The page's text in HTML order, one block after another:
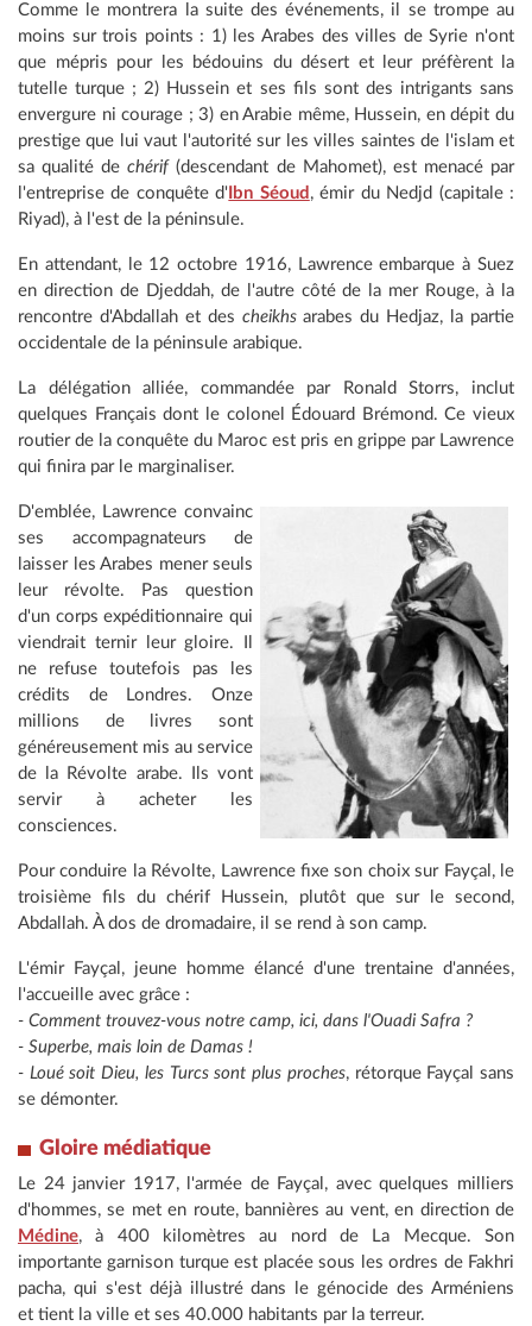
Comme le montrera la suite des événements, il se trompe au
moins sur trois points : 1) les Arabes des villes de Syrie n'ont
que mépris pour les bédouins du désert et leur préfèrent la
tutelle turque ; 2) Hussein et ses fils sont des intrigants sans
envergure ni courage ; 3) en Arabie même, Hussein, en dépit du
prestige que lui vaut l'autorité sur les villes saintes de l'islam et
sa qualité dechérif (descendant de Mahomet), est menacé par
l'entreprise de conquête d' Ibn Séoud , émir du Nedjd (capitale :
Riyad), à l'est de la péninsule.
En attendant, le 12 octobre 1916, Lawrence embarque à Suez
en direction de Djeddah, de l'autre côté de la mer Rouge, à la
rencontre d'Abdallah et des cheikhsarabes du Hedjaz, la partie
occidentale de la péninsule arabique.
La délégation alliée, commandée par Ronald Storrs, inclut
quelques Français dont le colonel Édouard Brémond. Ce vieux
routier de la conquête du Maroc est pris en grippe par Lawrence
qui finira par le marginaliser.
D'emblée, Lawrence convainc
ses accompagnateurs de
laisser les Arabes mener seuls
leur révolte. Pas question
d'un corps expéditionnaire qui
viendrait ternir leur gloire. Il
ne refuse toutefois pas les
crédits de Londres. Onze
millions de livres sont
généreusement mis au service
de la Révolte arabe. Ils vont
servir à acheter les
consciences.
Pour conduire la Révolte, Lawrence fixe son choix sur Fayçal, le
troisième fils du chérif Hussein, plutôt que sur le second,
Abdallah. À dos de dromadaire, il se rend à son camp.
L'émir Fayçal, jeune homme élancé d'une trentaine d'années,
l'accueille avec grâce :
- Comment trouvez-vous notre camp, ici, dans l'Ouadi Safra ?
- Superbe, mais loin de Damas !
- Loué soit Dieu, les Turcs sont plus proches, rétorque Fayçal sans
se démonter.
Gloire médiatique
Le 24 janvier 1917, l'armée de Fayçal, avec quelques milliers
d'hommes, se met en route, bannières au vent, en direction de
Médine, à 400 kilomètres au nord de La Mecque. Son
importante garnison turque est placée sous les ordres de Fakhri
pacha, qui s'est déjà illustré dans le génocide des Arméniens
et tient la ville et ses 40.000 habitants par la terreur.